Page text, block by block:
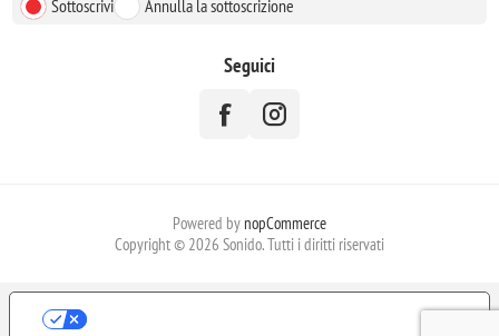
Sottoscrivi Annulla la sottoscrizione
Seguici
Powered by nopCommerce
Copyright © 2026 Sonido. Tutti i diritti riservati
LE TUE PREFERENZE RELATIVE ALLA